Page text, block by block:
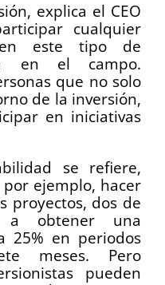
explica el CEO
cualquier
este tipo de
en el campo.
que no solo
de la inversión,
en iniciativas
se refiere,
ejemplo, hacer
proyectos, dos de
a obtener una
25% en periodos
meses. Pero
pueden